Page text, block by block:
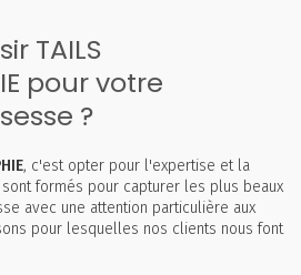
TAILS
pour votre
?
, c'est opter pour l'expertise et la
formés pour capturer les plus beaux
avec une attention particulière aux
pour lesquelles nos clients nous font